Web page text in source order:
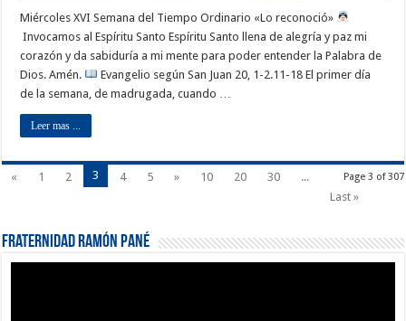
Miércoles XVI Semana del Tiempo Ordinario «Lo reconoció»
Invocamos al Espíritu Santo Espíritu Santo llena de alegría y paz mi
corazón y da sabiduría a mi mente para poder entender la Palabra de
Dios. Amén.
Evangelio según San Juan 20, 1-2.11-18 El primer día
de la semana, de madrugada, cuando …
Leer mas ...
Page 3 of 307
« 1 2 3 4 5 » 10 20 30
...
Last »
Fraternidad Ramón Pané